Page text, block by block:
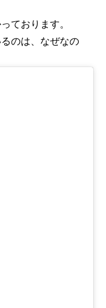
ております。
のは、なぜなの